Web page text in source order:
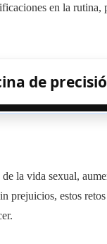
en la rutina,
de
la vida sexual,
prejuicios, estos